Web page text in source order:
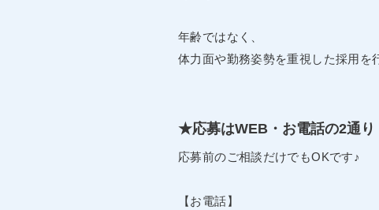
年齢ではなく、
体力面や勤務姿勢を重視した採用を
★応募はWEB・お電話の2通
応募前のご相談だけでもOKです♪
【お電話】